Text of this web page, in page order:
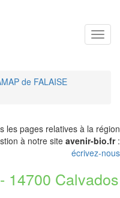
de FALAISE
les pages relatives à la région
à notre site avenir-bio.fr:
écrivez-nous
14700 Calvados